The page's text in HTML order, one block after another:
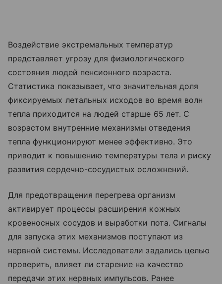
Воздействие экстремальных температур
представляет угрозу для физиологического
состояния людей пенсионного возраста.
Статистика показывает, что значительная доля
фиксируемых летальных исходов во время волн
тепла приходится на людей старше 65 лет. С
возрастом внутренние механизмы отведения
тепла функционируют менее эффективно. Это
приводит к повышению температуры тела и риску
развития сердечно-сосудистых осложнений.
Для предотвращения перегрева организм
активирует процессы расширения кожных
кровеносных сосудов и выработки пота. Сигналы
для запуска этих механизмов поступают из
нервной системы. Исследователи задались целью
проверить, влияет ли старение на качество
передачи этих нервных импульсов. Ранее